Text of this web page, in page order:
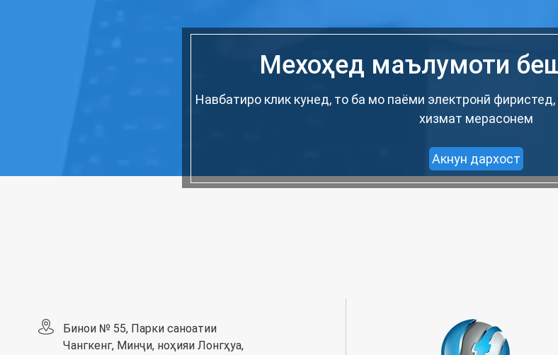
Мехоҳед маълумоти
Навбатиро клик кунед, то ба мо паёми электронӣ
хизмат мерасонем
Акнун дархост
Бинои № 55, Парки саноатии
Чангкенг, Минҷи, ноҳияи Лонгҳуа,